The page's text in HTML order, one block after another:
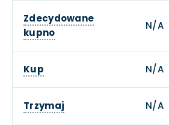
Zdecydowane
kupno
N/A
Kup N/A
Trzymaj N/A